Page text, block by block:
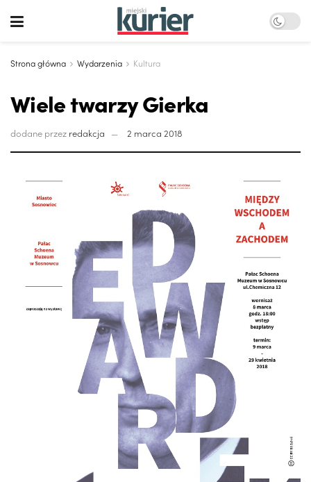
Strona główna Wydarzenia Kultura
Wiele twarzy Gierka
dodane przez redakcja 2 marca 2018